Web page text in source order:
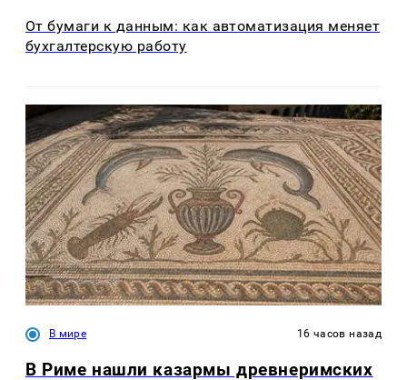
От бумаги к данным: как автоматизация меняет
бухгалтерскую работу
В мире 16 часов назад
В Риме нашли казармы древнеримских